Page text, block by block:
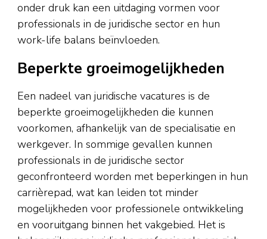
onder druk kan een uitdaging vormen voor
professionals in de juridische sector en hun
work-life balans beïnvloeden.
Beperkte groeimogelijkheden
Een nadeel van juridische vacatures is de
beperkte groeimogelijkheden die kunnen
voorkomen, afhankelijk van de specialisatie en
werkgever. In sommige gevallen kunnen
professionals in de juridische sector
geconfronteerd worden met beperkingen in hun
carrièrepad, wat kan leiden tot minder
mogelijkheden voor professionele ontwikkeling
en vooruitgang binnen het vakgebied. Het is